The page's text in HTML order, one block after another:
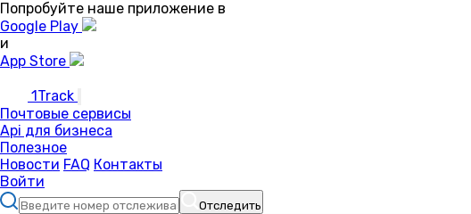
Попробуйте наше приложение в
Google Play
и
App Store
1Track
Почтовые сервисы
Api для бизнеса
Полезное
Новости FAQ Контакты
Войти
Отследить